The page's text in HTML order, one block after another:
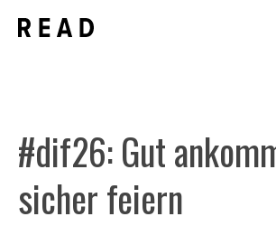
Inhalt
#dif26: Gut
sicher feiern